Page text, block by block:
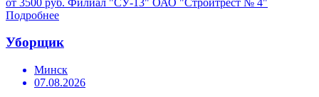
Подробнее
Уборщик
Минск
07.08.2026